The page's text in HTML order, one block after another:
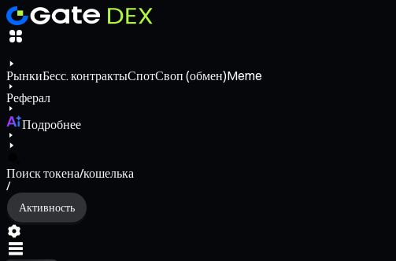
РынкиБесс. контрактыСпотСвоп (обмен)Meme
Реферал
Подробнее
Поиск токена/кошелька
/
Активность